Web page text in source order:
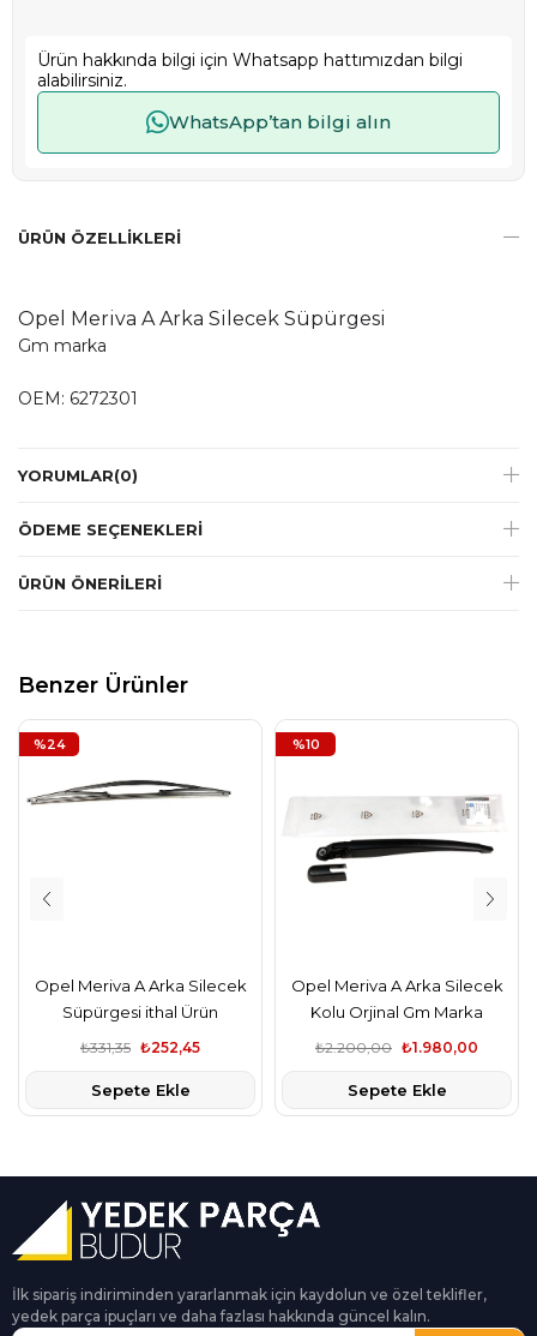
Ürün hakkında bilgi için Whatsapp hattımızdan bilgi
alabilirsiniz.
WhatsApp’tan bilgi alın
ÜRÜN ÖZELLIKLERI
Opel Meriva A Arka Silecek Süpürgesi
Gm marka
OEM: 6272301
YORUMLAR(0)
ÖDEME SEÇENEKLERI
ÜRÜN ÖNERILERI
Benzer Ürünler
Opel Meriva A Arka Silecek
Süpürgesi ithal Ürün
₺252,45
₺331,35
Sepete Ekle
%24
Opel Meriva A Arka Silecek
Kolu Orjinal Gm Marka
₺1.980,00
₺2.200,00
Sepete Ekle
%10
İlk sipariş indiriminden yararlanmak için kaydolun ve özel teklifler,
yedek parça ipuçları ve daha fazlası hakkında güncel kalın.